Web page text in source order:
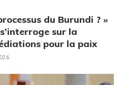
du Burundi ? »
sur la
pour la paix